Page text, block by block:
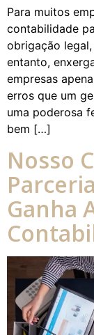
Para muitos
contabilidade
obrigação
entanto,
empresas
erros que um
uma poderosa
bem […]
Nosso
Ganha